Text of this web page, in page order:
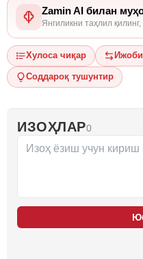
Zamin AI билан
Янгиликни таҳлил
Хулоса чиқар
Соддароқ тушунтир
ИЗОҲЛАР0